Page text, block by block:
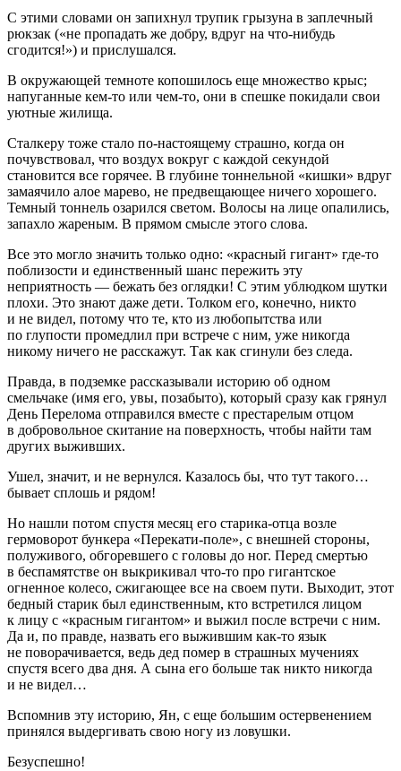
С этими словами он запихнул трупик грызуна в заплечный
рюкзак («не пропадать же добру, вдруг на что-нибудь
сгодится!») и прислушался.
В окружающей темноте копошилось еще множество крыс;
напуганные кем-то или чем-то, они в спешке покидали свои
уютные жилища.
Сталкеру тоже стало по-настоящему страшно, когда он
почувствовал, что воздух вокруг с каждой секундой
становится все горячее. В глубине тоннельной «кишки» вдруг
замаячило алое марево, не предвещающее ничего хорошего.
Темный тоннель озарился светом. Волосы на лице опалились,
запахло жареным. В прямом смысле этого слова.
Все это могло значить только одно: «красный гигант» где-то
поблизости и единственный шанс пережить эту
неприятность — бежать без оглядки! С этим ублюдком шутки
плохи. Это знают даже дети. Толком его, конечно, никто
и не видел, потому что те, кто из любопытства или
по глупости промедлил при встрече с ним, уже никогда
никому ничего не расскажут. Так как сгинули без следа.
Правда, в подземке рассказывали историю об одном
смельчаке (имя его, увы, позабыто), который сразу как грянул
День Перелома отправился вместе с престарелым отцом
в добровольное скитание на поверхность, чтобы найти там
других выживших.
Ушел, значит, и не вернулся. Казалось бы, что тут такого…
бывает сплошь и рядом!
Но нашли потом спустя месяц его старика-отца возле
гермоворот бункера «Перекати-поле», с внешней стороны,
полуживого, обгоревшего с головы до ног. Перед смертью
в беспамятстве он выкрикивал что-то про гигантское
огненное колесо, сжигающее все на своем пути. Выходит, этот
бедный старик был единственным, кто встретился лицом
к лицу с «красным гигантом» и выжил после встречи с ним.
Да и, по правде, назвать его выжившим как-то язык
не поворачивается, ведь дед помер в страшных мучениях
спустя всего два дня. А сына его больше так никто никогда
и не видел…
Вспомнив эту историю, Ян, с еще большим остервенением
принялся выдергивать свою ногу из ловушки.
Безуспешно!